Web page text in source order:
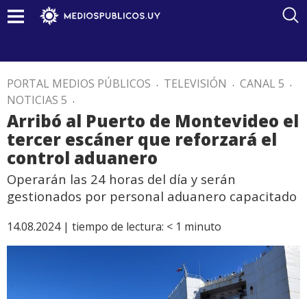
PORTAL MEDIOS PÚBLICOS . TELEVISIÓN . CANAL 5 .
NOTICIAS 5 .
Arribó al Puerto de Montevideo el
tercer escáner que reforzará el
control aduanero
Operarán las 24 horas del día y serán
gestionados por personal aduanero capacitado
14.08.2024 | tiempo de lectura: < 1 minuto